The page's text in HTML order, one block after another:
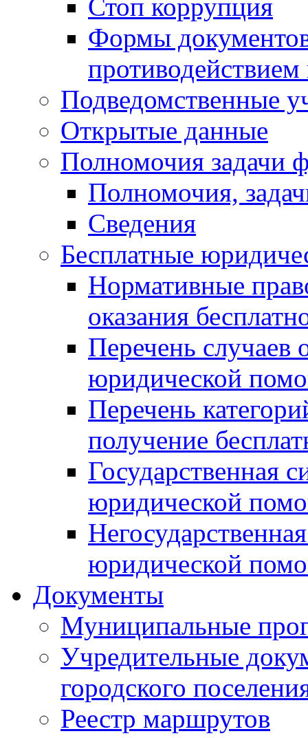
Стоп коррупция
Формы
Подведомственные
Открытые данные
Полномочия задачи
Полномочия,
Сведения
Бесплатные
Нормативные
оказания
Перечень случаев
юридической
Перечень
получение
Государственная
юридической
юридической
Документы
Муниципальные
Учредительные
городского
Реестр маршрутов